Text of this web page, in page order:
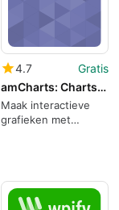
4.7
Gratis
amCharts: Charts and Maps
Maak interactieve
grafieken met